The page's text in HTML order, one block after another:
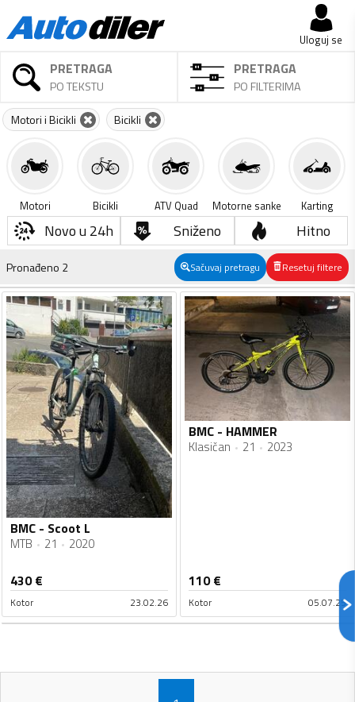
Uloguj se
PRETRAGA
PO TEKSTU
PRETRAGA
PO FILTERIMA
Motori i Bicikli Bicikli
Motori Bicikli ATV Quad Motorne sanke Karting
Novo u 24h Sniženo Hitno
Pronađeno 2 Sačuvaj pretragu Resetuj filtere
BMC - Scoot L
MTB 21 2020
430€
Kotor 23.02.26
BMC - HAMMER
Klasičan 21 2023
110€
Kotor 05.07.25